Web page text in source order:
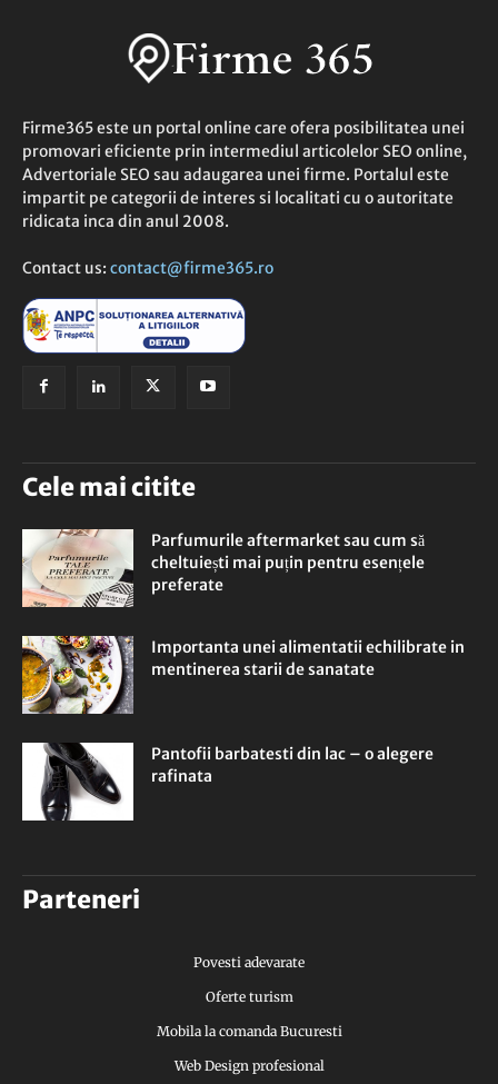
Firme365 este un portal online care ofera posibilitatea unei
promovari eficiente prin intermediul articolelor SEO online,
Advertoriale SEO sau adaugarea unei firme. Portalul este
impartit pe categorii de interes si localitati cu o autoritate
ridicata inca din anul 2008.
Contact us: contact@firme365.ro
Cele mai citite
Parfumurile aftermarket sau cum să
cheltuiești mai puțin pentru esențele
preferate
Importanta unei alimentatii echilibrate in
mentinerea starii de sanatate
Pantofii barbatesti din lac – o alegere
rafinata
Parteneri
Povesti adevarate
Oferte turism
Mobila la comanda Bucuresti
Web Design profesional